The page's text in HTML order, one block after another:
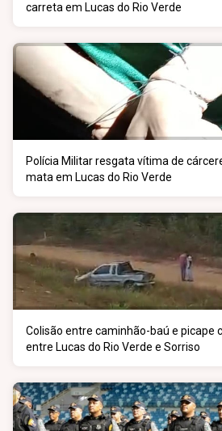
carreta em Lucas do Rio Verde
Polícia Militar resgata vítima de
mata em Lucas do Rio Verde
Colisão entre caminhão-baú e picape
entre Lucas do Rio Verde e Sorriso